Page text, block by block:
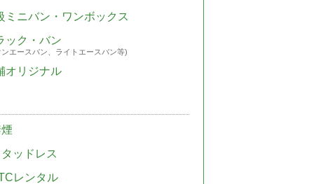
ミニバン・ワンボックス
ック・バン
エースバン、ライトエースバン等)
オリジナル
ッドレス
レンタル